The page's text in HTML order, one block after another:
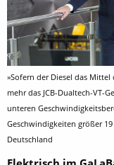
»Sofern der Diesel das
mehr das JCB-Dualtech-VT-
unteren
Geschwindigkeiten größer
Deutschland